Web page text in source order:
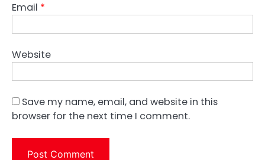
Email *
Website
Save my name, email, and website in this
browser for the next time I comment.